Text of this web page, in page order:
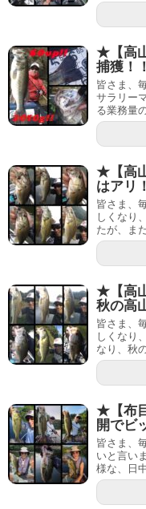
★【高
捕獲！
皆さま、
サラリー
る業務量
★【高
はアリ
皆さま、
しくなり
たが、ま
★【高
秋の高
皆さま、
しくなり
なり、秋
★【布
開でビ
皆さま、
いと言い
様な、日